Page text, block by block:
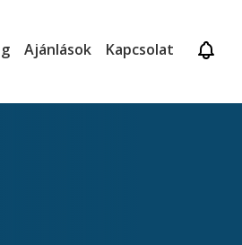
Ajánlások Kapcsolat